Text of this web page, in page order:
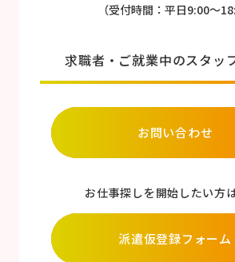
（受付時間：平日9:00～
求職者・ご就業中のスタッ
お問い合わせ
お仕事探しを開始したい方
派遣仮登録フォーム